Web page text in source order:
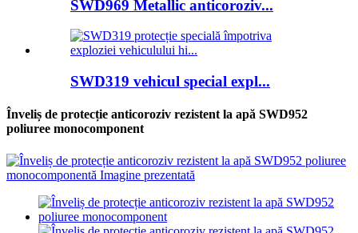
SWD969 Metallic anticoroziv...
SWD319 vehicul special expl...
Înveliș de protecție anticoroziv rezistent la apă SWD952
poliuree monocomponent